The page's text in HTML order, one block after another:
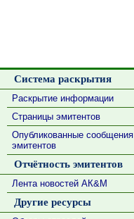
Система раскрытия
Раскрытие информации
Страницы эмитентов
Опубликованные сообщения
эмитентов
Отчётность эмитентов
Лента новостей АК&М
Другие ресурсы